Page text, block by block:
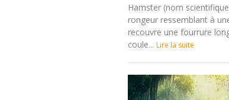
Hamster (nom
rongeur ressemblant à
recouvre une fourrure
coule... Lire la suite